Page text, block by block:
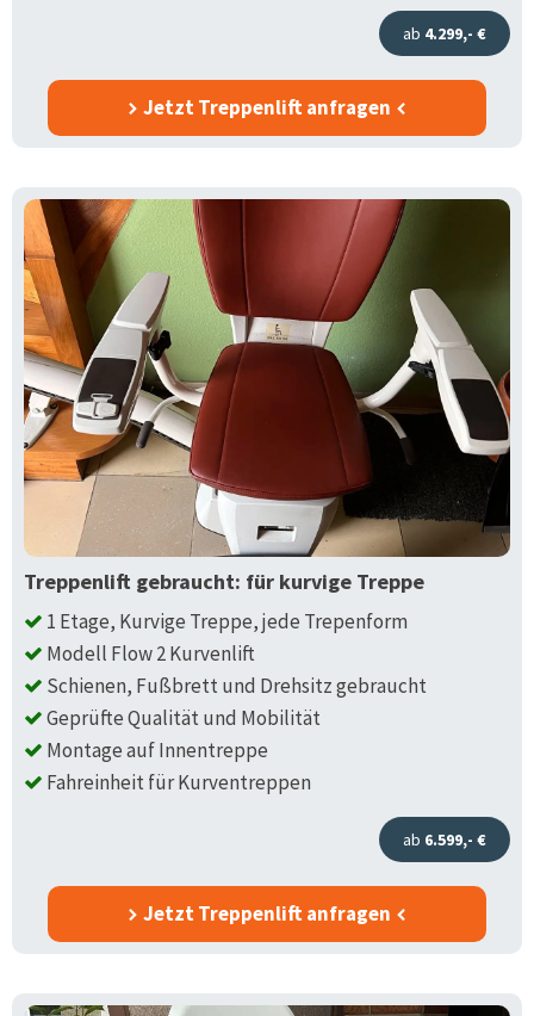
ab 4.299,- €
Jetzt Treppenlift anfragen
Treppenlift gebraucht: für kurvige Treppe
1 Etage, Kurvige Treppe, jede Trepenform
Modell Flow 2 Kurvenlift
Schienen, Fußbrett und Drehsitz gebraucht
Geprüfte Qualität und Mobilität
Montage auf Innentreppe
Fahreinheit für Kurventreppen
ab 6.599,- €
Jetzt Treppenlift anfragen